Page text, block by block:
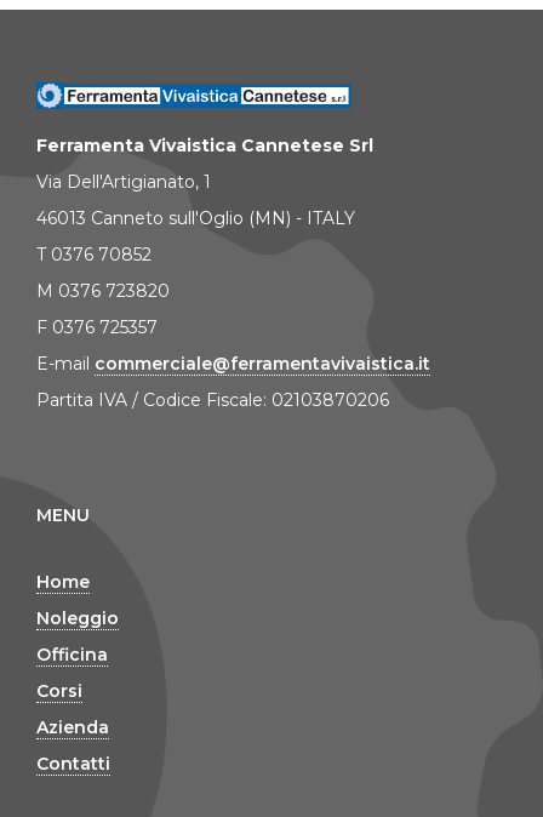
Ferramenta Vivaistica Cannetese Srl
Via Dell'Artigianato, 1
46013 Canneto sull'Oglio (MN) - ITALY
T 0376 70852
M 0376 723820
F 0376 725357
E-mail commerciale@ferramentavivaistica.it
Partita IVA / Codice Fiscale: 02103870206
MENU
Home
Noleggio
Officina
Corsi
Azienda
Contatti